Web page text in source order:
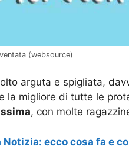
(websource)
arguta e spigliata,
la migliore di tutte le
, con molte
ecco cosa fa e